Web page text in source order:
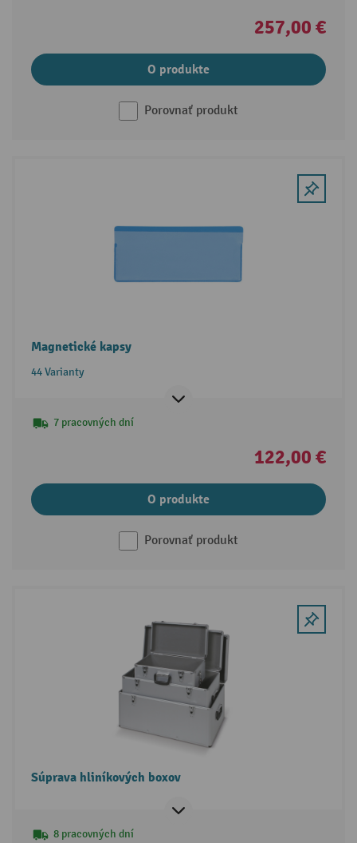
257,00 €
O produkte
Porovnať produkt
Magnetické kapsy
44 Varianty
7 pracovných dní
122,00 €
O produkte
Porovnať produkt
Súprava hliníkových boxov
8 pracovných dní